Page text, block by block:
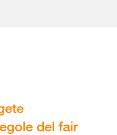
del fair